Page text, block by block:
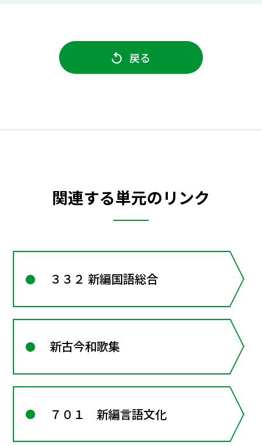
戻る
関連する単元のリンク
３３２ 新編国語総合
新古今和歌集
７０１ 新編言語文化